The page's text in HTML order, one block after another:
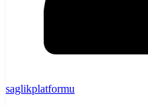
saglikplatformu